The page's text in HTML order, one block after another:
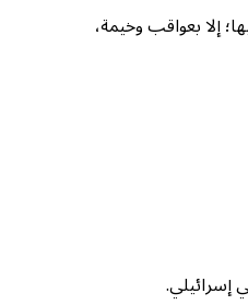
إلا بعواقب وخيمة،